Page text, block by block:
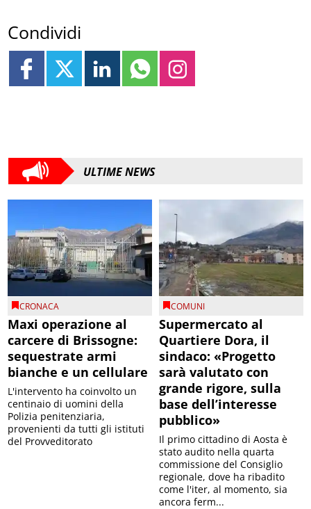
Condividi
ULTIME NEWS
CRONACA
Maxi operazione al
carcere di Brissogne:
sequestrate armi
bianche e un cellulare
L'intervento ha coinvolto un
centinaio di uomini della
Polizia penitenziaria,
provenienti da tutti gli istituti
del Provveditorato
COMUNI
Supermercato al
Quartiere Dora, il
sindaco: «Progetto
sarà valutato con
grande rigore, sulla
base dell’interesse
pubblico»
Il primo cittadino di Aosta è
stato audito nella quarta
commissione del Consiglio
regionale, dove ha ribadito
come l'iter, al momento, sia
ancora ferm...